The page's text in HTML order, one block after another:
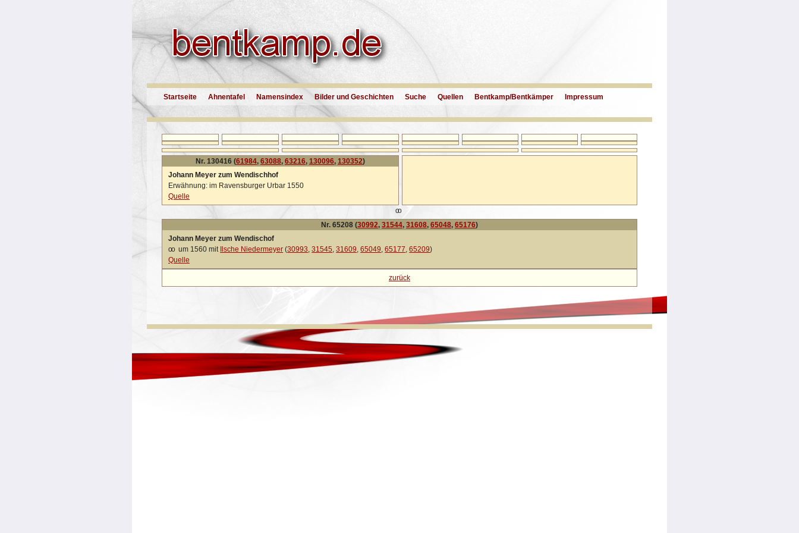
Startseite Ahnentafel Namensindex Bilder und Geschichten Suche Quellen Bentkamp/Bentkämper Impressum
Nr. 130416 (61984, 63088, 63216, 130096, 130352)
Johann Meyer zum Wendischhof
Erwähnung: im Ravensburger Urbar 1550
Quelle
oo
Nr. 65208 (30992, 31544, 31608, 65048, 65176)
Johann Meyer zum Wendischof
oo um 1560 mit Ilsche Niedermeyer (30993,31545,31609,65049,65177,65209)
Quelle
zurück